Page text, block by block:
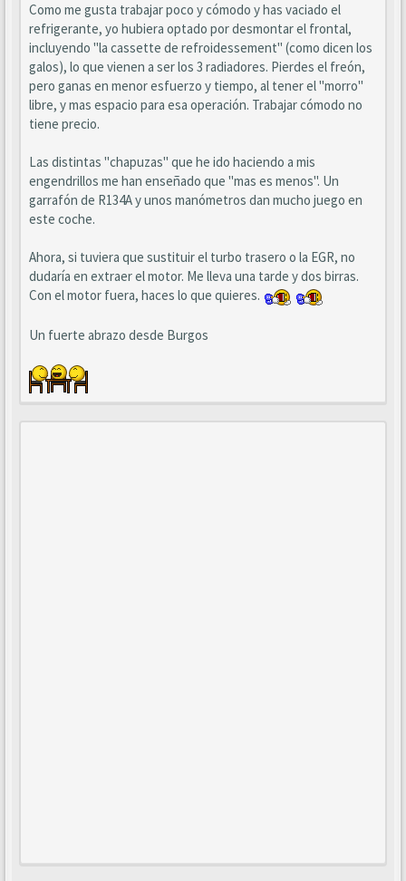
Como me gusta trabajar poco y cómodo y has vaciado el
refrigerante, yo hubiera optado por desmontar el frontal,
incluyendo "la cassette de refroidessement" (como dicen los
galos), lo que vienen a ser los 3 radiadores. Pierdes el freón,
pero ganas en menor esfuerzo y tiempo, al tener el "morro"
libre, y mas espacio para esa operación. Trabajar cómodo no
tiene precio.
Las distintas "chapuzas" que he ido haciendo a mis
engendrillos me han enseñado que "mas es menos". Un
garrafón de R134A y unos manómetros dan mucho juego en
este coche.
Ahora, si tuviera que sustituir el turbo trasero o la EGR, no
dudaría en extraer el motor. Me lleva una tarde y dos birras.
Con el motor fuera, haces lo que quieres.
Un fuerte abrazo desde Burgos